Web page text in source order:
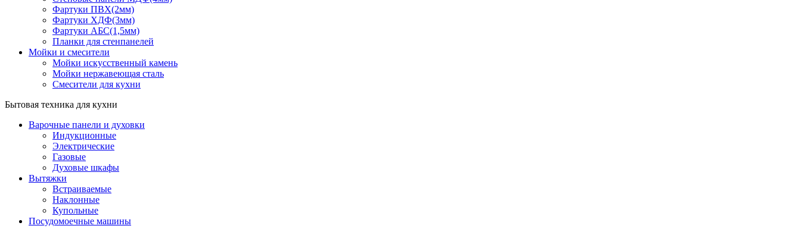
Фартуки ПВХ(2мм)
Фартуки ХДФ(3мм)
Фартуки АБС(1,5мм)
Планки для стенпанелей
Мойки и смесители
Мойки искусственный камень
Мойки нержавеющая сталь
Смесители для кухни
Бытовая техника для кухни
Варочные панели и духовки
Индукционные
Электрические
Газовые
Духовые шкафы
Вытяжки
Встраиваемые
Наклонные
Купольные
Посудомоечные машины